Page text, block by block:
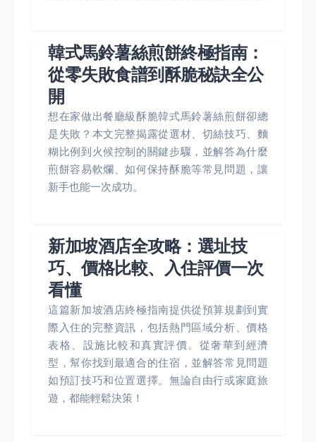
韓式馬鈴薯絲煎餅終極指南：
從零失敗食譜到酥脆秘訣全公
開
想在家做出餐廳級酥脆韓式馬鈴薯絲煎餅卻總
是失敗？本文完整揭露從選材、切絲技巧、麵
糊比例到火候控制的關鍵步驟，並解答為什麼
煎餅容易軟爛、如何保持酥脆等常見問題，讓
新手也能一次成功。
新加坡酒店全攻略：選址技
巧、價格比較、入住評價一次
看懂
這篇新加坡酒店終極指南提供從預算規劃到實
際入住的完整資訊，包括熱門區域分析、價格
表格、設施比較和真實評價。從奢華到經濟
型，幫你找到最適合的住宿，並解答常見問題
如預訂技巧和位置選擇。無論自由行或家庭旅
遊，都能輕鬆決策！